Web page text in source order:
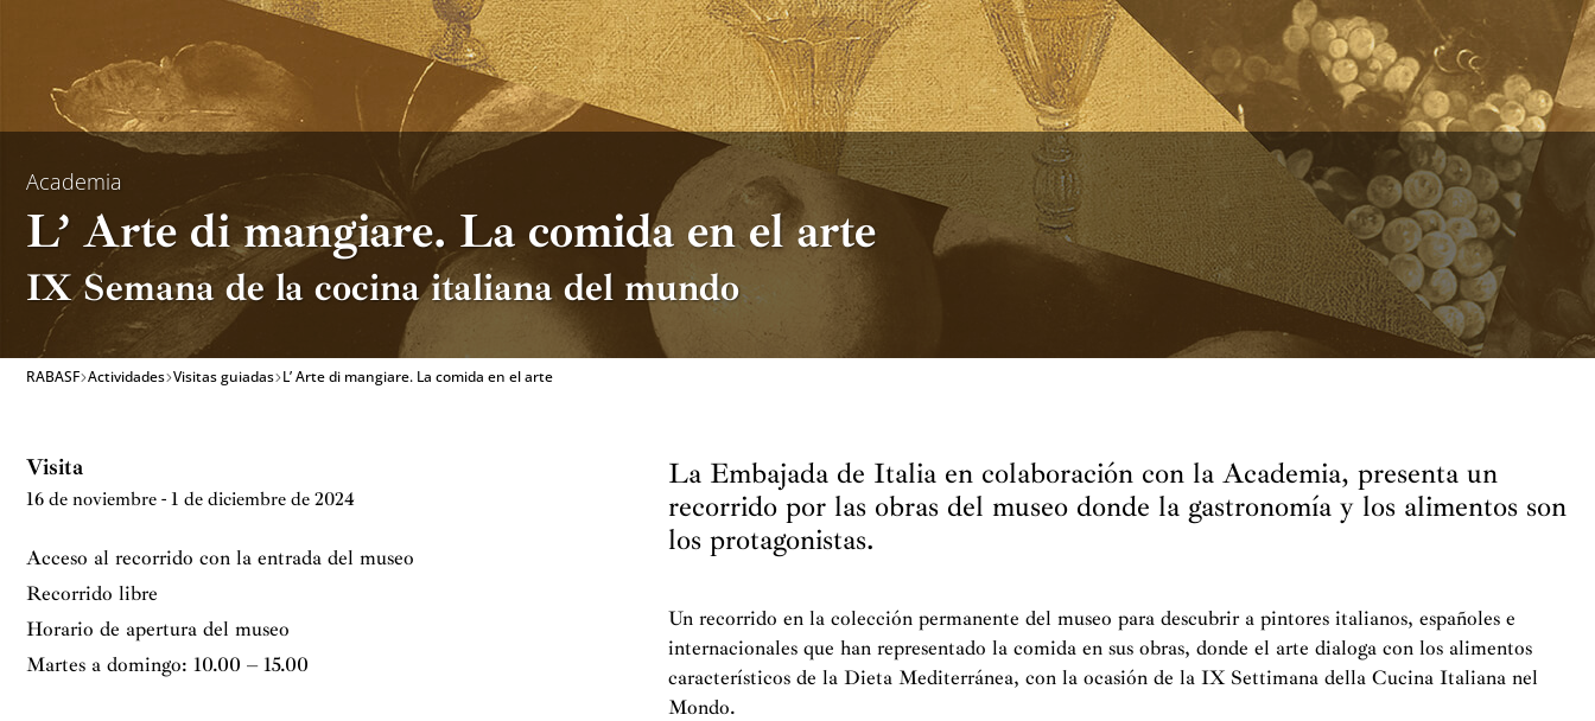
Academia
L’ Arte di mangiare. La comida en el arte
IX Semana de la cocina italiana del mundo
RABASF Actividades Visitas guiadas L’ Arte di mangiare. La comida en el arte
Visita
16 de noviembre - 1 de diciembre de 2024
Acceso al recorrido con la entrada del museo
Recorrido libre
Horario de apertura del museo
Martes a domingo: 10.00 – 15.00
La Embajada de Italia en colaboración con la Academia, presenta un
recorrido por las obras del museo donde la gastronomía y los alimentos son
los protagonistas.
Un recorrido en la colección permanente del museo para descubrir a pintores italianos, españoles e
internacionales que han representado la comida en sus obras, donde el arte dialoga con los alimentos
característicos de la Dieta Mediterránea, con la ocasión de la IX Settimana della Cucina Italiana nel
Mondo.